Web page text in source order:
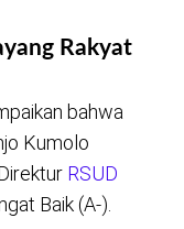
Rakyat
bahwa
Kumolo
RSUD
Baik (A-).